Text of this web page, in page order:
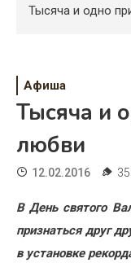
Свадьба
Жизнь
Хобби
Красота
Тысяча и одно
Афиша
Тысяча и
любви
12.02.2016
В День святого
признаться друг
в установке